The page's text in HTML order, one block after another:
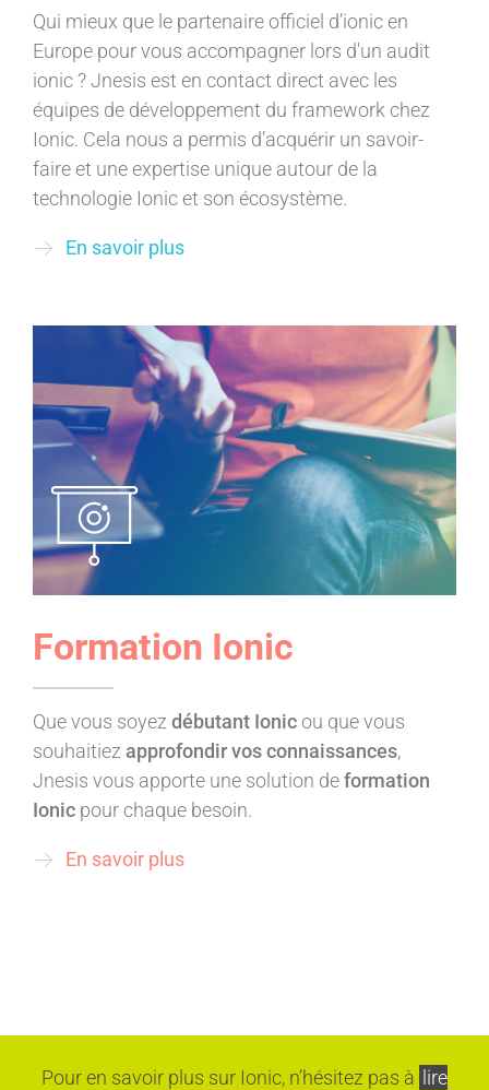
Qui mieux que le partenaire officiel d’ionic en
Europe pour vous accompagner lors d'un audit
ionic ? Jnesis est en contact direct avec les
équipes de développement du framework chez
Ionic. Cela nous a permis d’acquérir un savoir-
faire et une expertise unique autour de la
technologie Ionic et son écosystème.
En savoir plus
Formation Ionic
Que vous soyez débutant Ionicou que vous
souhaitiez approfondir vos connaissances,
Jnesis vous apporte une solution deformation
Ionic pour chaque besoin.
En savoir plus
Pour en savoir plus sur Ionic, n’hésitez pas à lire